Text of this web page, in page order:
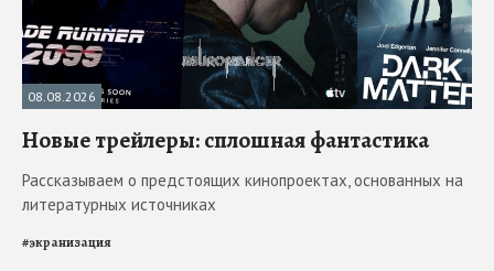
08.08.2026
Новые трейлеры: сплошная фантастика
Рассказываем о предстоящих кинопроектах, основанных на
литературных источниках
#экранизация